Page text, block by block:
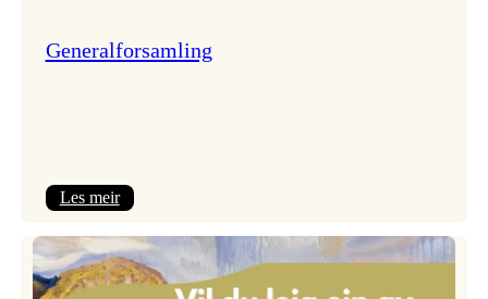
Generalforsamling
Les meir: